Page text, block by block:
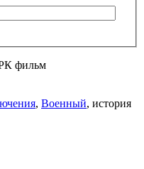
фильм
, Военный, история